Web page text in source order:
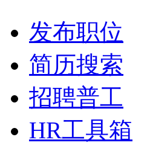
发布职位
简历搜索
招聘普工
HR工具箱